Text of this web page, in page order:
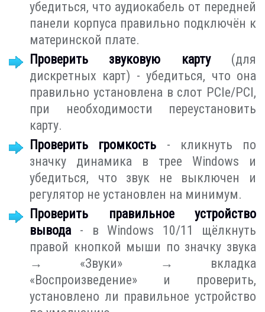
убедиться, что аудиокабель от передней
панели корпуса правильно подключён к
материнской плате.
Проверить звуковую карту(для
дискретных карт) - убедиться, что она
правильно установлена в слот PCIe/PCI,
при необходимости переустановить
карту.
Проверить громкость - кликнуть по
значку динамика в трее Windows и
убедиться, что звук не выключен и
регулятор не установлен на минимум.
Проверить правильное устройство
вывода - в Windows 10/11 щёлкнуть
правой кнопкой мыши по значку звука
→ «Звуки» → вкладка
«Воспроизведение» и проверить,
установлено ли правильное устройство